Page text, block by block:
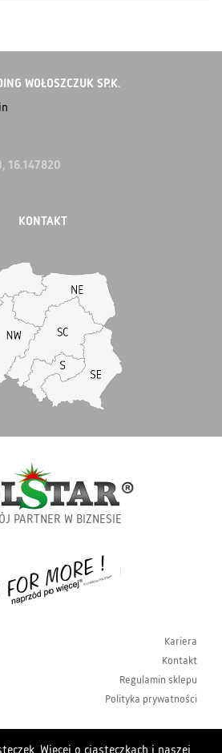
WOŁOSZCZUK SP.K.
16.147820
KONTAKT
PARTNER W BIZNESIE
Kariera
Kontakt
Regulamin sklepu
Polityka prywatności